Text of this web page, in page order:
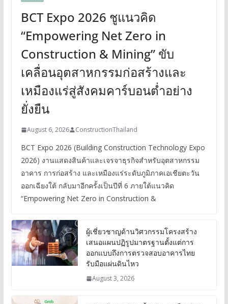
BCT Expo 2026 ชูแนวคิด
“Empowering Net Zero in
Construction & Mining” ขับ
เคลื่อนอุตสาหกรรมก่อสร้างและ
เหมืองแร่สู่สังคมคาร์บอนต่ำอย่าง
ยั่งยืน
August 6, 2026 ConstructionThailand
BCT Expo 2026 (Building Construction Technology Expo
2026) งานแสดงสินค้าและเจรจาธุรกิจสำหรับอุตสาหกรรม
อาคาร การก่อสร้าง และเหมืองแร่ระดับภูมิภาคเอเชียตะวัน
ออกเฉียงใต้ กลับมาอีกครั้งเป็นปีที่ 6 ภายใต้แนวคิด
“Empowering Net Zero in Construction &
ผู้เชี่ยวชาญด้านวิศวกรรมโครงสร้าง
เสนอแผนปฏิรูปมาตรฐานตั้งแต่การ
ออกแบบถึงการตรวจสอบอาคารไทย
รับมือแผ่นดินไหว
August 3, 2026